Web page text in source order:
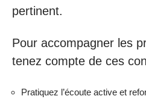
pertinent.
Pour accompagner les
tenez compte de ces
Pratiquez l’écoute active et